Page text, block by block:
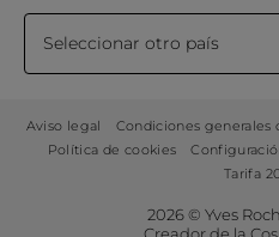
Seleccionar otro país
Aviso legal Condiciones generales
Política de cookies
Tarifa
2026 © Yves